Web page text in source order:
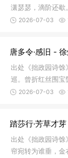
潇瑟瑟，滴阶还
人、从此卜
2026-07-03
唐多令·感旧 - 徐
出处《拙政园诗
巡。曾折红丝围
津。恨东
2026-07-03
踏莎行·芳草才
出处《拙政园诗
帘宛转为谁垂，